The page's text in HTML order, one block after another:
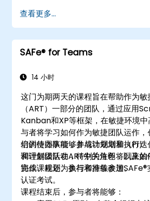
查看更多...
SAFe® for Teams
14 小时
这门为期两天的课程旨在帮助作为
（ART）一部分的团队，通过应用
Kanban和XP等框架，在敏捷环境
与者将学习如何作为敏捷团队运作
们的待办事项，并成功规划和执行
调理解团队在ART中的角色，以及如
协作、规划、执行和持续改进。
培训使团队能够参与计划增量（PI）
和计划级活动，特别关注即将到来
完成课程还为参与者准备参加SAFe®
认证考试。
课程结束后，参与者将能够：